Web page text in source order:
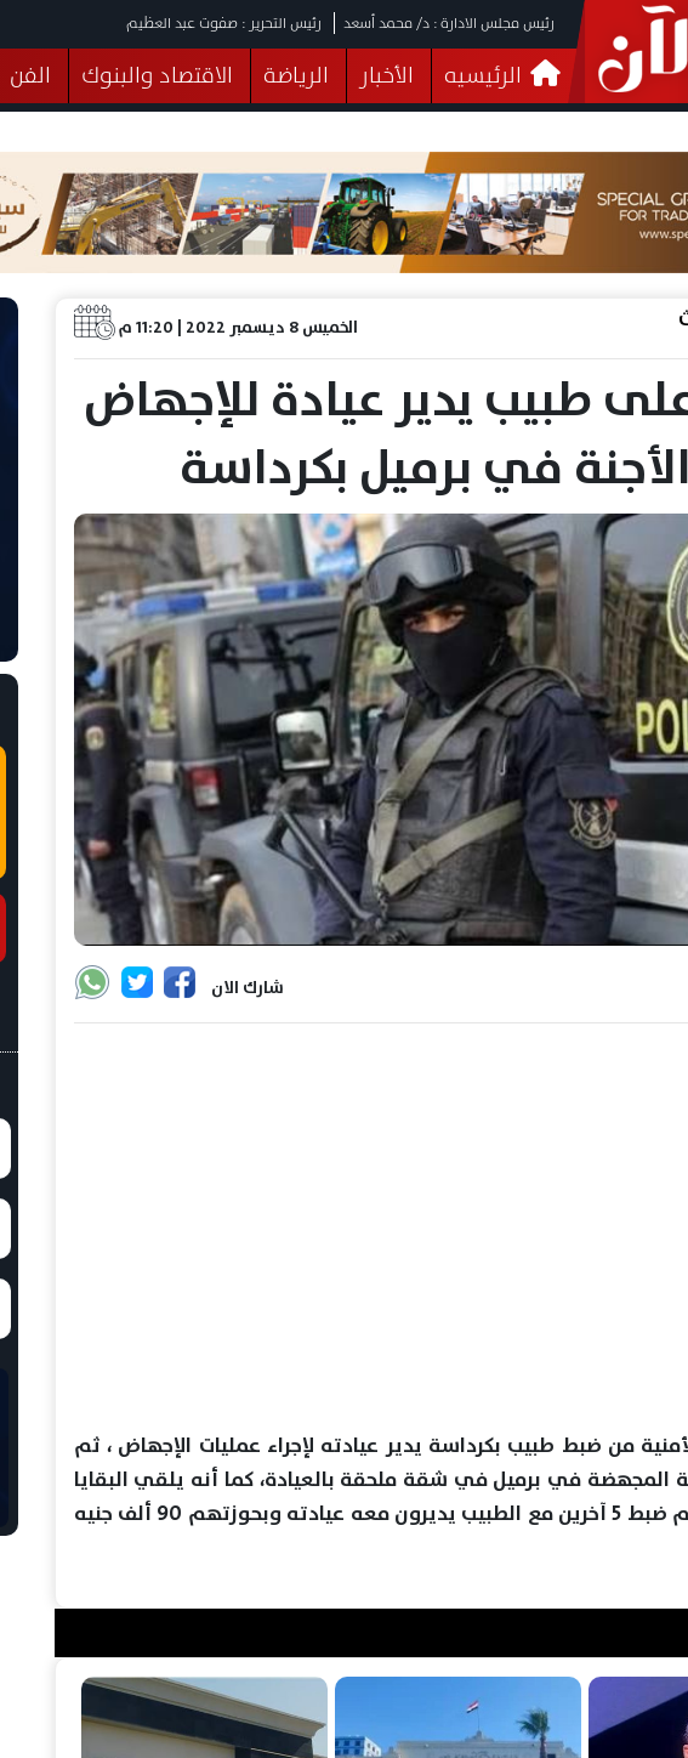
رئيس مجلس الادارة : د/ محمد أسعد رئيس التحرير : صفوت عبد العظيم
الرئيسيه الأخبار الرياضة الاقتصاد والبنوك الفن
فيديوهات
البرلمان صحة الثقافة خدمات منوعات
الخميس 8 ديسمبر 2022 | 11:20 م
طبيب يدير عيادة للإجهاض
في برميل بكرداسة
شارك الان
من ضبط طبيب بكرداسة يدير عيادته لإجراء عمليات الإجهاض ، ثم
المجهضة في برميل في شقة ملحقة بالعيادة، كما أنه يلقي البقايا
للكلاب الضالة، وتم ضبط 5 آخرين مع الطبيب يديرون معه عيادته وبحوزتهم 90 ألف جنيه